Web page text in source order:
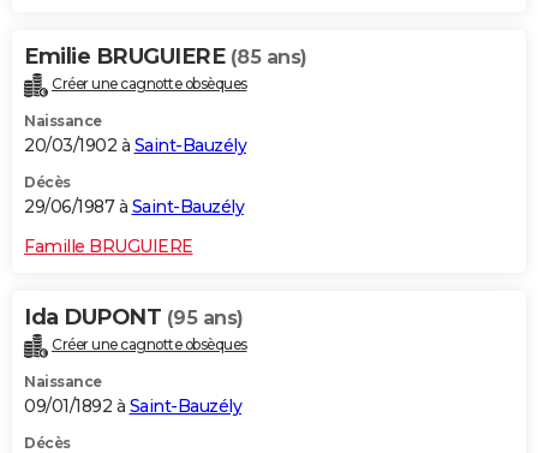
Emilie BRUGUIERE (85 ans)
Créer une cagnotte obsèques
Naissance
20/03/1902 à Saint-Bauzély
Décès
29/06/1987 à Saint-Bauzély
Famille BRUGUIERE
Ida DUPONT (95 ans)
Créer une cagnotte obsèques
Naissance
09/01/1892 à Saint-Bauzély
Décès